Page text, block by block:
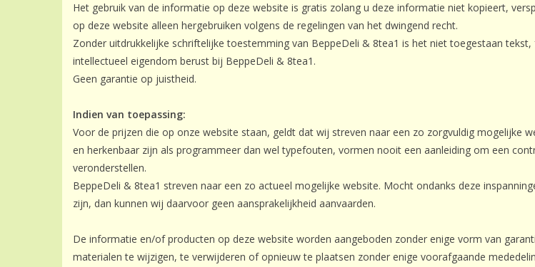
Het gebruik van de informatie op deze website is gratis zolang u deze informatie niet kopieert,
op deze website alleen hergebruiken volgens de regelingen van het dwingend recht.
Zonder uitdrukkelijke schriftelijke toestemming van BeppeDeli & 8tea1 is het niet toegestaan
intellectueel eigendom berust bij BeppeDeli & 8tea1.
Geen garantie op juistheid.
Indien van toepassing:
Voor de prijzen die op onze website staan, geldt dat wij streven naar een zo zorgvuldig mogelijke
en herkenbaar zijn als programmeer dan wel typefouten, vormen nooit een aanleiding om een
veronderstellen.
BeppeDeli & 8tea1 streven naar een zo actueel mogelijke website. Mocht ondanks deze
zijn, dan kunnen wij daarvoor geen aansprakelijkheid aanvaarden.
De informatie en/of producten op deze website worden aangeboden zonder enige vorm van
materialen te wijzigen, te verwijderen of opnieuw te plaatsen zonder enige voorafgaande